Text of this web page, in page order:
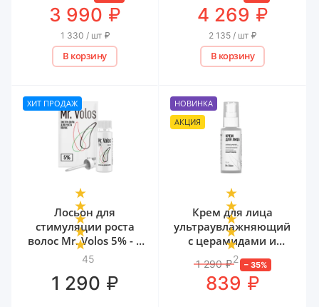
3 990 ₽
1 330 / шт ₽
В корзину
4 269 ₽
2 135 / шт ₽
В корзину
ХИТ ПРОДАЖ
45
Лосьон для
стимуляции роста
волос Mr. Volos 5% - 1
флакон
1 290 ₽
НОВИНКА
АКЦИЯ
2
Крем для лица
ультраувлажняющий
с церамидами и
мочевиной Mr. Volos,
50 мл
1 290 ₽ – 35%
839 ₽